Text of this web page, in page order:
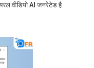
वीडियो AI जनरेटेड है